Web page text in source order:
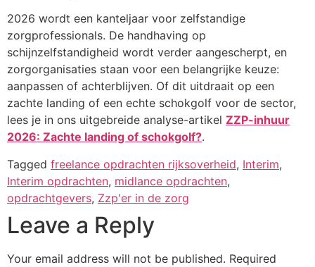
2026 wordt een kanteljaar voor zelfstandige
zorgprofessionals. De handhaving op
schijnzelfstandigheid wordt verder aangescherpt, en
zorgorganisaties staan voor een belangrijke keuze:
aanpassen of achterblijven. Of dit uitdraait op een
zachte landing of een echte schokgolf voor de sector,
lees je in ons uitgebreide analyse-artikel ZZP-inhuur
2026: Zachte landing of schokgolf?.
Tagged freelance opdrachten rijksoverheid, Interim,
Interim opdrachten, midlance opdrachten,
opdrachtgevers, Zzp'er in de zorg
Leave a Reply
Your email address will not be published. Required